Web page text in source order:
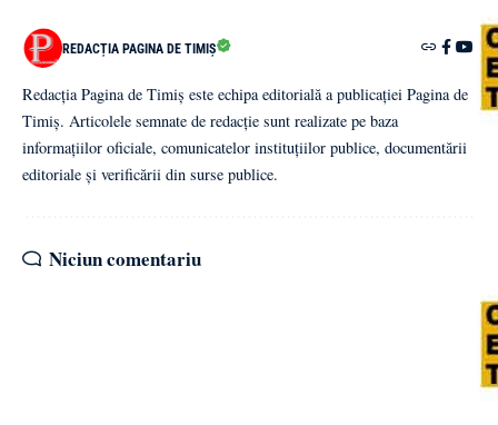
REDACȚIA PAGINA DE TIMIȘ
Redacția Pagina de Timiș este echipa editorială a publicației Pagina de
Timiș. Articolele semnate de redacție sunt realizate pe baza
informațiilor oficiale, comunicatelor instituțiilor publice, documentării
editoriale și verificării din surse publice.
Niciun comentariu